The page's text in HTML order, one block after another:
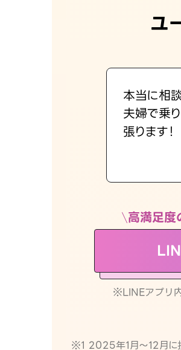
ユ
本当に相
夫婦で乗
張ります！
高満足度
※LINEアプリ
※1 2025年1月〜12月に